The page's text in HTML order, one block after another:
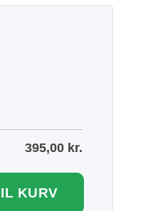
395,00 kr.
KURV